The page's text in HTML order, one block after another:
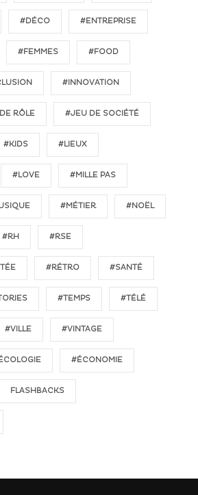
#DÉCO #ENTREPRISE
#FEMMES #FOOD
#INNOVATION
RÔLE #JEU DE SOCIÉTÉ
#KIDS #LIEUX
#LOVE #MILLE PAS
#MÉTIER #NOËL
#RH #RSE
#RÉTRO #SANTÉ
#TEMPS #TÉLÉ
#VILLE #VINTAGE
#ÉCONOMIE
FLASHBACKS